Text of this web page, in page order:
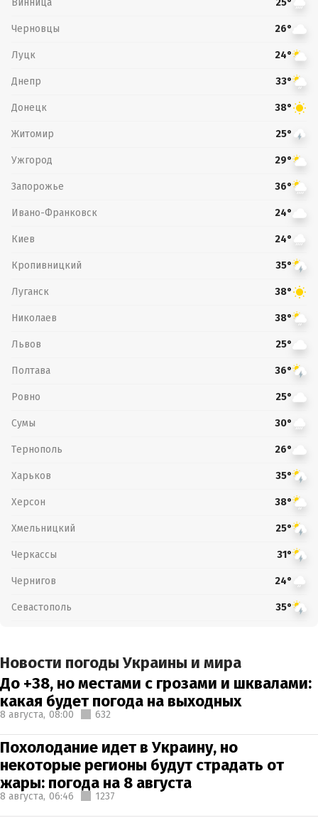
25°
Черновцы 26°
Луцк 24°
Днепр 33°
Донецк 38°
Житомир 25°
Ужгород 29°
Запорожье 36°
Ивано-Франковск 24°
Киев 24°
Кропивницкий 35°
Луганск 38°
Николаев 38°
Львов 25°
Полтава 36°
Ровно 25°
Сумы 30°
Тернополь 26°
Харьков 35°
Херсон 38°
Хмельницкий 25°
Черкассы 31°
Чернигов 24°
Севастополь 35°
Новости погоды Украины и мира
До +38, но местами с грозами и шквалами:
какая будет погода на выходных
8 августа, 08:00 632
Похолодание идет в Украину, но
некоторые регионы будут страдать от
жары: погода на 8 августа
8 августа, 06:46 1237